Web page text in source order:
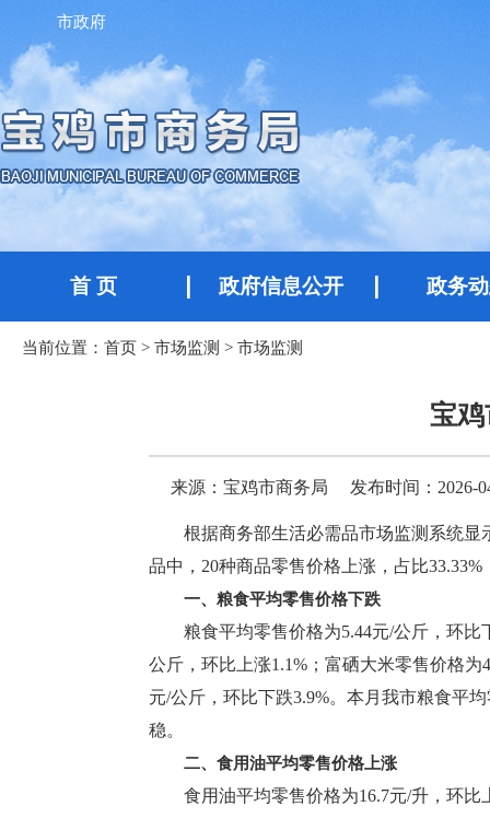
市政府
首 页 政府信息公开 政务
当前位置： 首页 > 市场监测 > 市场监测
宝
来源：宝鸡市商务局 发布时间：2026-
根据商务部生活必需品市场监测系统显
品中，20种商品零售价格上涨，占比
一、粮食平均零售价格下跌
粮食平均零售价格为5.44元/公斤，环比
公斤，环比上涨1.1%；富硒大米零售价格
元/公斤，环比下跌3.9%。本月我市粮食平
稳。
二、食用油平均零售价格上涨
食用油平均零售价格为16.7元/升，环比